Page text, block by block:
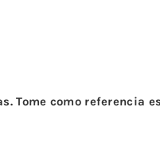
Tome como referencia